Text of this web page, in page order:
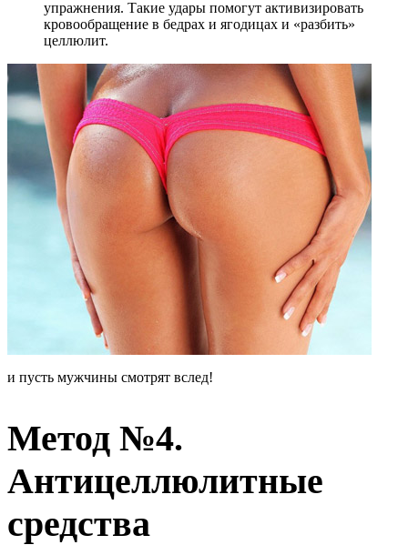
упражнения. Такие удары помогут активизировать
кровообращение в бедрах и ягодицах и «разбить»
целлюлит.
и пусть мужчины смотрят вслед!
Метод №4.
Антицеллюлитные
средства